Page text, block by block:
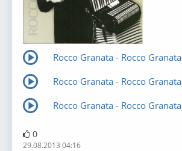
Rocco Granata - Rocco Granata
Rocco Granata - Rocco Granata
Rocco Granata - Rocco Granata
0
29.08.2013 04:16